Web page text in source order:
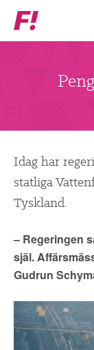
Feministiskt
initiativ
ENGAGERA
PARTILEDARE
OM FI
Idag har
statliga
Tyskland.
– Regeringen
själ.
Gudrun